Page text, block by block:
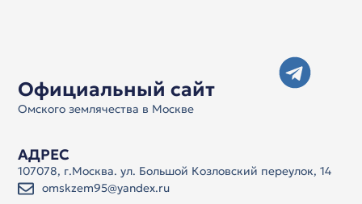
Официальный сайт
Омского землячества в Москве
АДРЕС
107078, г.Москва. ул. Большой Козловский переулок, 14
omskzem95@yandex.ru